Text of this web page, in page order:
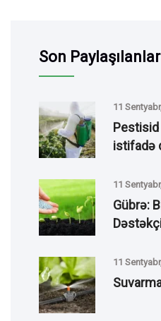
Son Paylaşılanlar
11
istifadə
11
Gübrə:
11